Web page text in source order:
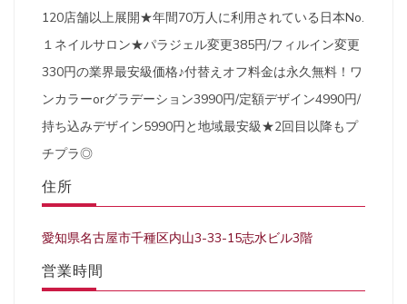
120店舗以上展開★年間70万人に利用されている日本No.
１ネイルサロン★パラジェル変更385円/フィルイン変更
330円の業界最安級価格♪付替えオフ料金は永久無料！ワ
ンカラーorグラデーション3990円/定額デザイン4990円/
持ち込みデザイン5990円と地域最安級★2回目以降もプ
チプラ◎
住所
愛知県名古屋市千種区内山3-33-15志水ビル3階
営業時間